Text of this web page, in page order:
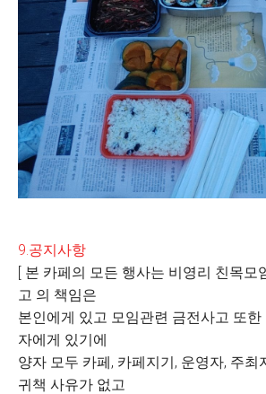
9.공지사항
[ 본 카페의 모든 행사는 비영리 친목모
고 의 책임은
본인에게 있고 모임관련 금전사고 또
자에게 있기에
양자 모두 카페, 카페지기, 운영자, 주최
귀책 사유가 없고